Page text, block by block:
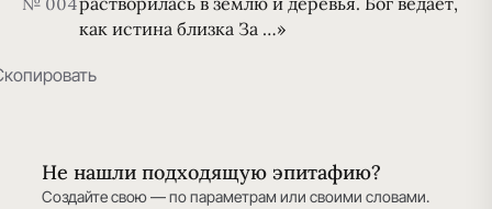
как истина близка За …»
Не нашли подходящую эпитафию?
Создайте свою — по параметрам или своими словами.